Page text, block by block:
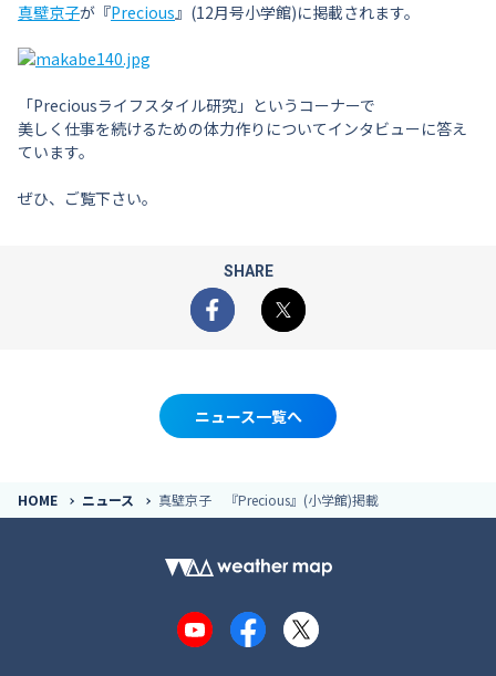
真壁京子が『Precious』(12月号小学館)に掲載されます。
「Preciousライフスタイル研究」というコーナーで
美しく仕事を続けるための体力作りについてインタビューに答え
ています。
ぜひ、ご覧下さい。
SHARE
Facebook
X
ニュース一覧へ
HOME ニュース 真壁京子 『Precious』(小学館)掲載
YouTubeFacebook
X